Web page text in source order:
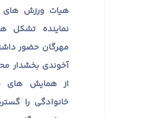
هیات ورزش های
نماینده تشکل
مهرگان حضور
آخوندی بخشدار
از همایش های
خانوادگی را